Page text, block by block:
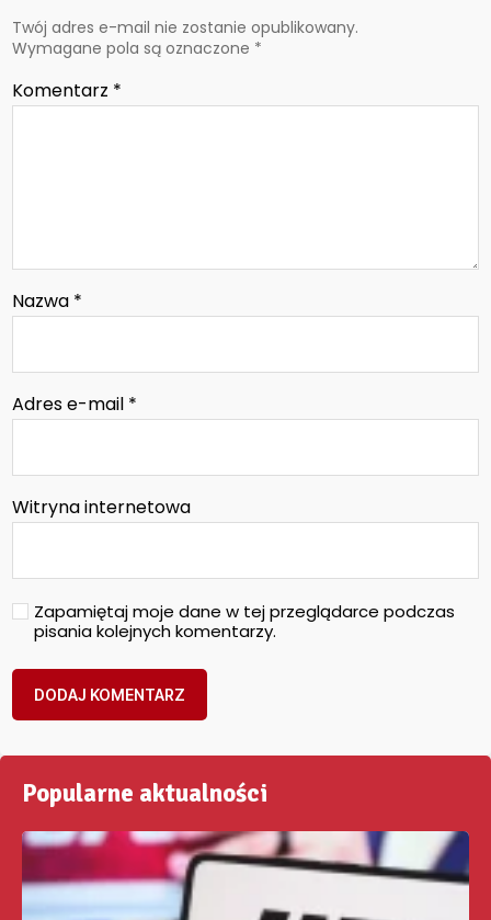
Twój adres e-mail nie zostanie opublikowany.
Wymagane pola są oznaczone *
Komentarz *
Nazwa *
Adres e-mail *
Witryna internetowa
Zapamiętaj moje dane w tej przeglądarce podczas
pisania kolejnych komentarzy.
Popularne aktualności